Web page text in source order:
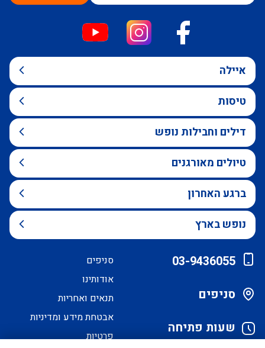
איילה
טיסות
דילים וחבילות נופש
טיולים מאורגנים
ברגע האחרון
נופש בארץ
03-9436055
סניפים
שעות פתיחה
סניפים
אודותינו
תנאים ואחריות
אבטחת מידע ומדיניות
פרטיות